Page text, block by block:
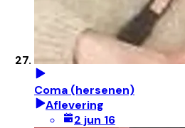
Coma (hersenen)
Aflevering
2 jun 16